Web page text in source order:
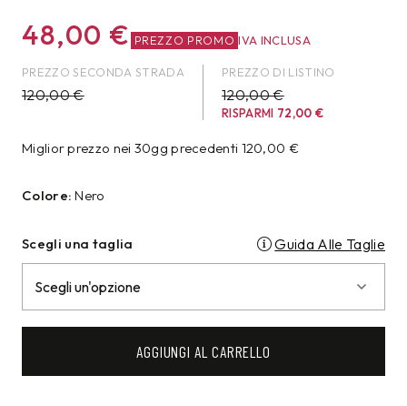
48,00 € PREZZO PROMO IVA INCLUSA
PREZZO SECONDA STRADA
120,00€
PREZZO DI LISTINO
120,00 €
RISPARMI 72,00€
Miglior prezzo nei 30gg precedenti 120,00 €
Colore: Nero
Scegli una taglia Guida Alle Taglie
AGGIUNGI AL CARRELLO